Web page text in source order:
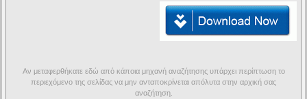
Αν μεταφερθήκατε εδώ από κάποια μηχανή αναζήτησης υπάρχει περίπτωση το
περιεχόμενο της σελίδας να μην ανταποκρίνεται απόλυτα στην αρχική σας
αναζήτηση.